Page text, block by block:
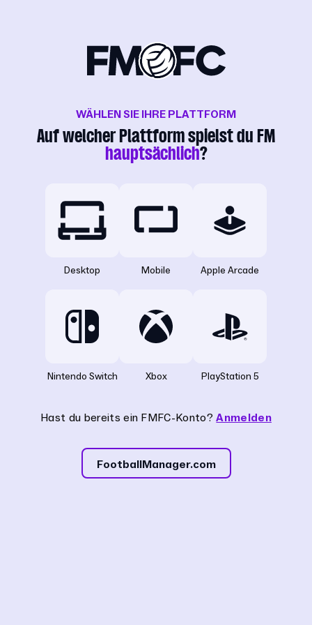
WÄHLEN SIE IHRE PLATTFORM
Auf welcher Plattform spielst du FM
hauptsächlich?
Desktop Mobile Apple Arcade
Nintendo Switch Xbox PlayStation 5
Hast du bereits ein FMFC-Konto?Anmelden
FootballManager.com